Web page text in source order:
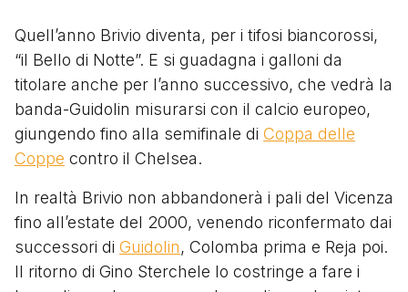
Quell’anno Brivio diventa, per i tifosi biancorossi,
“il Bello di Notte”. E si guadagna i galloni da
titolare anche per l’anno successivo, che vedrà la
banda-Guidolin misurarsi con il calcio europeo,
giungendofino alla semifinale di Coppa delle
Coppe contro il Chelsea.
In realtà Brivio non abbandonerà i pali del Vicenza
fino all’estate del 2000, venendo riconfermato dai
successori di Guidolin, Colomba prima e Reja poi.
Il ritorno di Gino Sterchele lo costringe a fare i